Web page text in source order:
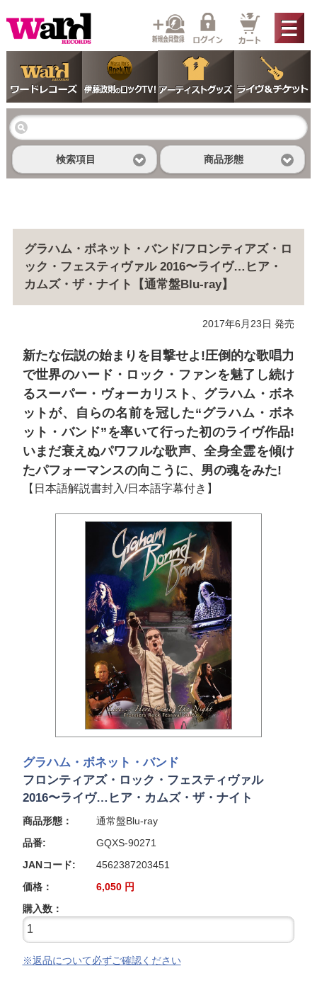
検索項目 商品形態
グラハム・ボネット・バンド/フロンティアズ・ロ
ック・フェスティヴァル 2016〜ライヴ…ヒア・
カムズ・ザ・ナイト【通常盤Blu-ray】
2017年6月23日 発売
新たな伝説の始まりを目撃せよ!圧倒的な歌唱力
で世界のハード・ロック・ファンを魅了し続け
るスーパー・ヴォーカリスト、グラハム・ボネ
ットが、自らの名前を冠した“グラハム・ボネ
ット・バンド”を率いて行った初のライヴ作品!
いまだ衰えぬパワフルな歌声、全身全霊を傾け
たパフォーマンスの向こうに、男の魂をみた!
【日本語解説書封入/日本語字幕付き】
グラハム・ボネット・バンド
フロンティアズ・ロック・フェスティヴァル
2016〜ライヴ…ヒア・カムズ・ザ・ナイト
商品形態：
通常盤Blu-ray
品番:
GQXS-90271
JANコード:
4562387203451
価格：
6,050 円
購入数：
※返品について必ずご確認ください